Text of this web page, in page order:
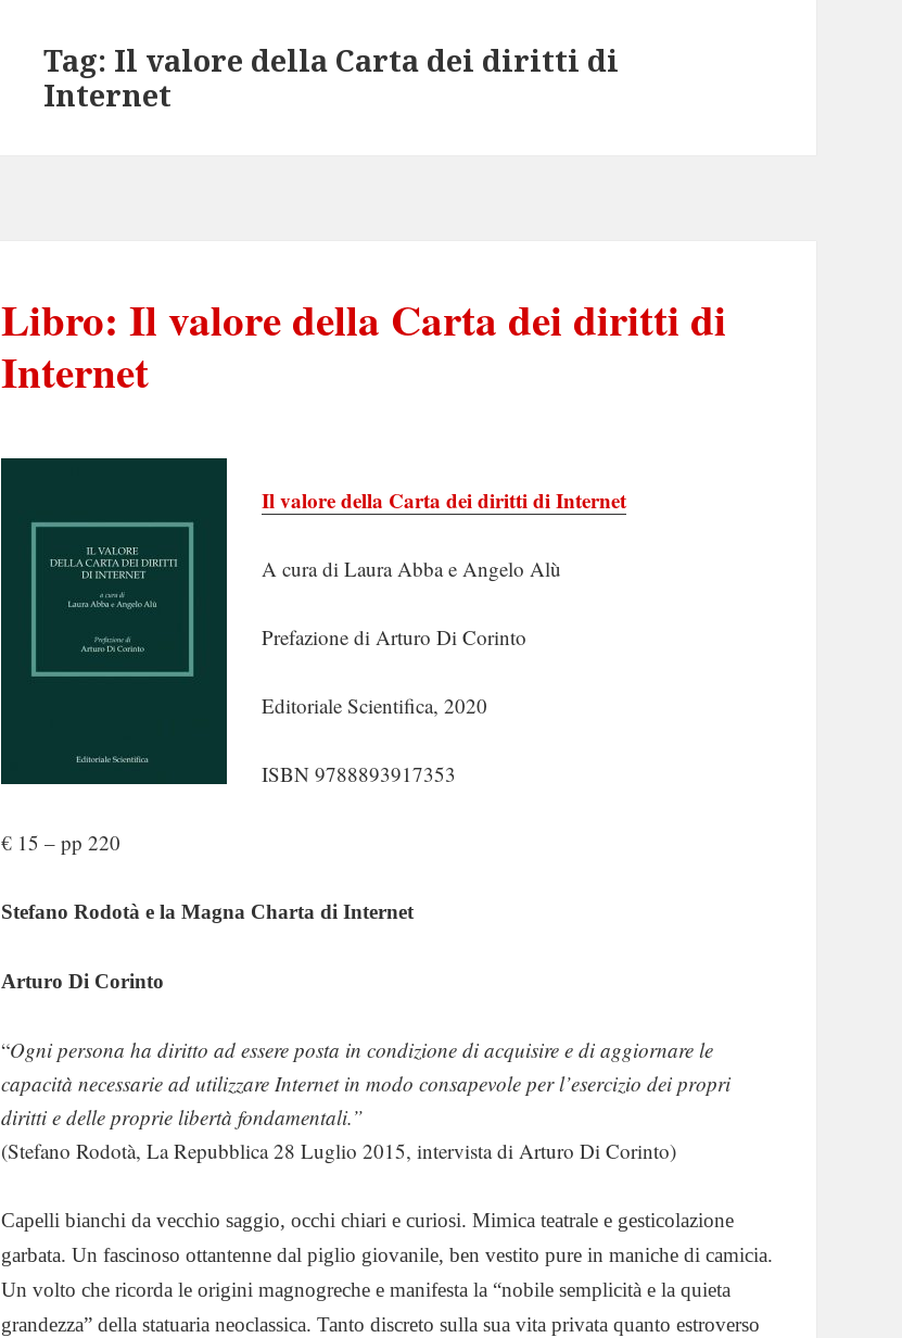
Tag: Il valore della Carta dei diritti di
Internet
Libro: Il valore della Carta dei diritti di
Internet
Il valore della Carta dei diritti di Internet
A cura di Laura Abba e Angelo Alù
Prefazione di Arturo Di Corinto
Editoriale Scientifica, 2020
ISBN 9788893917353
€ 15 – pp 220
Stefano Rodotà e la Magna Charta di Internet
Arturo Di Corinto
“Ogni persona ha diritto ad essere posta in condizione di acquisire e di aggiornare le
capacità necessarie ad utilizzare Internet in modo consapevole per l’esercizio dei propri
diritti e delle proprie libertà fondamentali.”
(Stefano Rodotà, La Repubblica 28 Luglio 2015, intervista di Arturo Di Corinto)
Capelli bianchi da vecchio saggio, occhi chiari e curiosi. Mimica teatrale e gesticolazione
garbata. Un fascinoso ottantenne dal piglio giovanile, ben vestito pure in maniche di camicia.
Un volto che ricorda le origini magnogreche e manifesta la “nobile semplicità e la quieta
grandezza” della statuaria neoclassica. Tanto discreto sulla sua vita privata quanto estroverso